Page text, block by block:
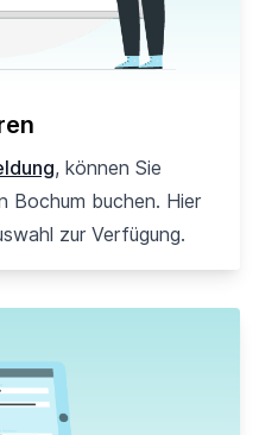
, können Sie
Bochum buchen. Hier
zur Verfügung.